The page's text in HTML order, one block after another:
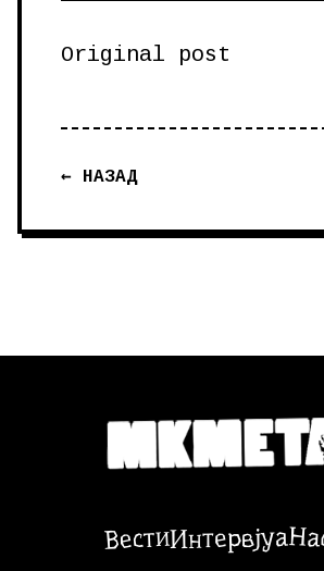
Original post
← НАЗАД
ВестиИнтервјуа